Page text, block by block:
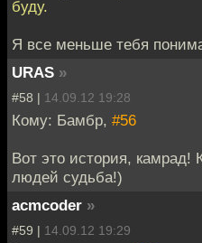
буду.
Я все меньше тебя
URAS »
#58 | 14.09.12 19:28
Кому: Бамбр, #56
Вот это история, камрад!
людей судьба!)
acmcoder »
#59 | 14.09.12 19:29